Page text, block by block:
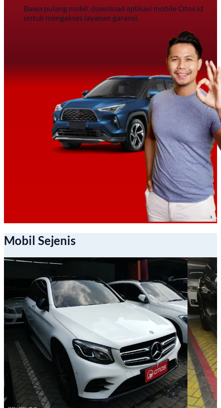
Bawa pulang mobil, download aplikasi mobile Otos.id
untuk mengakses layanan garansi.
Mobil Sejenis